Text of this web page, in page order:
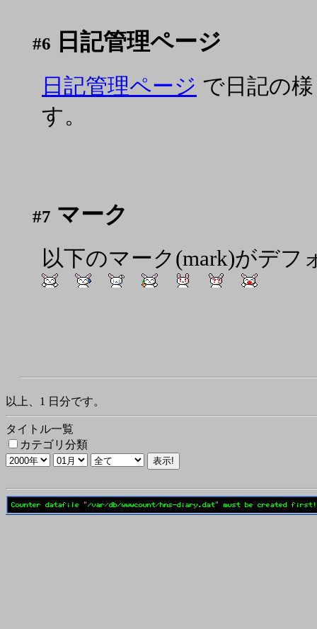
#6 日記管理ページ
日記管理ページ で日記の
す。
#7 マーク
以下のマーク(mark)がデフ
以上、1 日分です。
タイトル一覧
カテゴリ分類